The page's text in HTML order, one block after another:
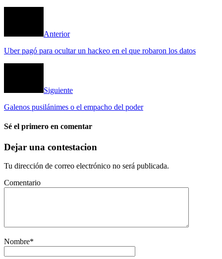
Anterior
Uber pagó para ocultar un hackeo en el que robaron los datos
Siguiente
Galenos pusilánimes o el empacho del poder
Sé el primero en comentar
Dejar una contestacion
Tu dirección de correo electrónico no será publicada.
Comentario
Nombre*